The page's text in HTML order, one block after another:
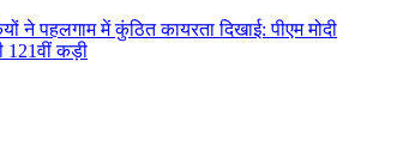
ने पहलगाम में कुंठित कायरता दिखाई: पीएम मोदी
121वीं कड़ी